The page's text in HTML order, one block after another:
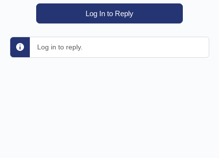
Log In to Reply
Log in to reply.